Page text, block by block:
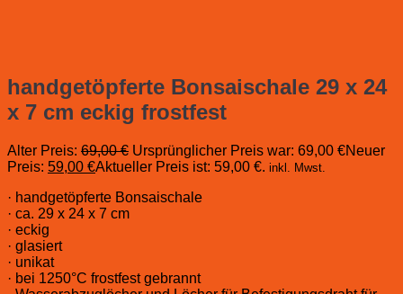
handgetöpferte Bonsaischale 29 x 24
x 7 cm eckig frostfest
Alter Preis: 69,00€ Ursprünglicher Preis war: 69,00 €Neuer
Preis: 59,00 €Aktueller Preis ist: 59,00 €. inkl. Mwst.
· handgetöpferte Bonsaischale
· ca. 29 x 24 x 7 cm
· eckig
· glasiert
· unikat
· bei 1250°C frostfest gebrannt